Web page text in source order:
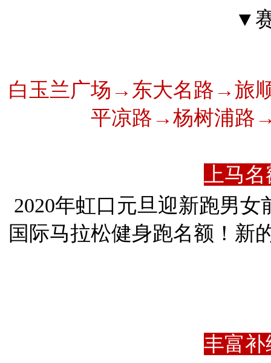
▼
白玉兰广场→东大名路→
平凉路→杨树浦路
上马
2020年虹口元旦迎新跑男
国际马拉松健身跑名额！新
丰富补